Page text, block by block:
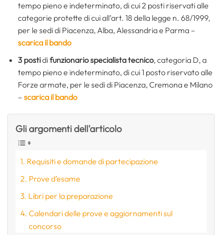
tempo pieno e indeterminato, di cui 2 posti riservati alle
categorie protette di cui all’art. 18 della legge n. 68/1999,
per le sedi di Piacenza, Alba, Alessandria e Parma –
scarica il bando
3 postidifunzionario specialista tecnico, categoria D, a
tempo pieno e indeterminato, di cui 1 posto riservato alle
Forze armate, per le sedi di Piacenza, Cremona e Milano
– scarica il bando
Gli argomenti dell'articolo
Requisiti e domande di partecipazione
Prove d’esame
Libri per la preparazione
Calendari delle prove e aggiornamenti sul
concorso